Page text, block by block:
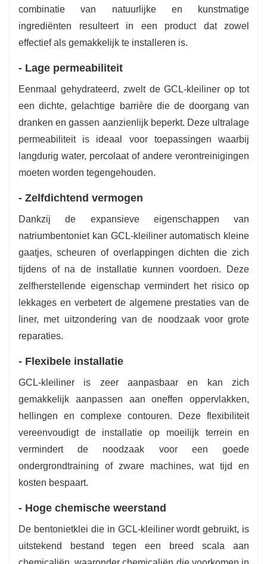
combinatie van natuurlijke en kunstmatige
ingrediënten resulteert in een product dat zowel
effectief als gemakkelijk te installeren is.
- Lage permeabiliteit
Eenmaal gehydrateerd, zwelt de GCL-kleiliner op tot
een dichte, gelachtige barrière die de doorgang van
dranken en gassen aanzienlijk beperkt. Deze ultralage
permeabiliteit is ideaal voor toepassingen waarbij
langdurig water, percolaat of andere verontreinigingen
moeten worden tegengehouden.
- Zelfdichtend vermogen
Dankzij de expansieve eigenschappen van
natriumbentoniet kan GCL-kleiliner automatisch kleine
gaatjes, scheuren of overlappingen dichten die zich
tijdens of na de installatie kunnen voordoen. Deze
zelfherstellende eigenschap vermindert het risico op
lekkages en verbetert de algemene prestaties van de
liner, met uitzondering van de noodzaak voor grote
reparaties.
- Flexibele installatie
GCL-kleiliner is zeer aanpasbaar en kan zich
gemakkelijk aanpassen aan oneffen oppervlakken,
hellingen en complexe contouren. Deze flexibiliteit
vereenvoudigt de installatie op moeilijk terrein en
vermindert de noodzaak voor een goede
ondergrondtraining of zware machines, wat tijd en
kosten bespaart.
- Hoge chemische weerstand
De bentonietklei die in GCL-kleiliner wordt gebruikt, is
uitstekend bestand tegen een breed scala aan